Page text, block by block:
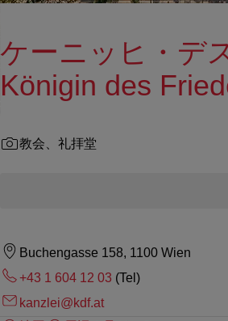
ケーニッヒ・デ
Königin des
教会、礼拝堂
Buchengasse 158, 1100 Wien
+43 1 604 12 03 (Tel)
kanzlei@kdf.at